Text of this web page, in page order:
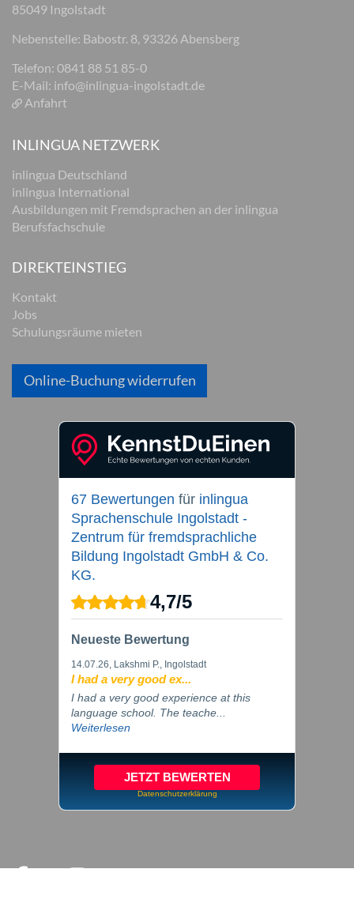
85049 Ingolstadt
Nebenstelle: Babostr. 8, 93326 Abensberg
Telefon: 0841 88 51 85-0
E-Mail: info@inlingua-ingolstadt.de
Anfahrt
INLINGUA NETZWERK
inlingua Deutschland
inlingua International
Ausbildungen mit Fremdsprachen an der inlingua
Berufsfachschule
DIREKTEINSTIEG
Kontakt
Jobs
Schulungsräume mieten
Online-Buchung widerrufen
67 Bewertungen für inlingua
Sprachenschule Ingolstadt -
Zentrum für fremdsprachliche
Bildung Ingolstadt GmbH & Co.
KG.
4,7/5
Neueste Bewertung
14.07.26, Lakshmi P., Ingolstadt
I had a very good ex...
I had a very good experience at this
language school. The teache...
Weiterlesen
JETZT BEWERTEN
Datenschutzerklärung